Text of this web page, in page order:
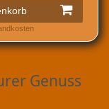
Genuss